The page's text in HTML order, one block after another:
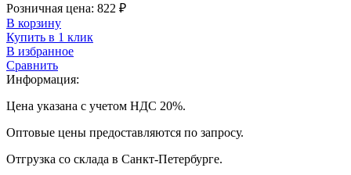
Розничная цена: 822 ₽
В корзину
Купить в 1 клик
В избранное
Сравнить
Информация:
Цена указана с учетом НДС 20%.
Оптовые цены предоставляются по запросу.
Отгрузка со склада в Санкт-Петербурге.